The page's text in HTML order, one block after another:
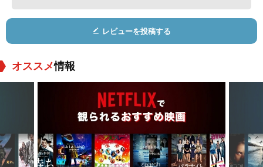
レビューを投稿する
オススメ情報